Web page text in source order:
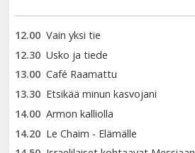
12.00 Vain yksi tie
12.30 Usko ja tiede
13.00 Café Raamattu
13.30 Etsikää minun kasvojani
14.00 Armon kalliolla
14.20 Le Chaim - Elämälle